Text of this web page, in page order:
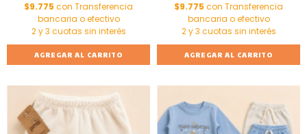
$9.775 con Transferencia
bancaria o efectivo
AGREGAR AL CARRITO
$9.775 con Transferencia
bancaria o efectivo
AGREGAR AL CARRITO